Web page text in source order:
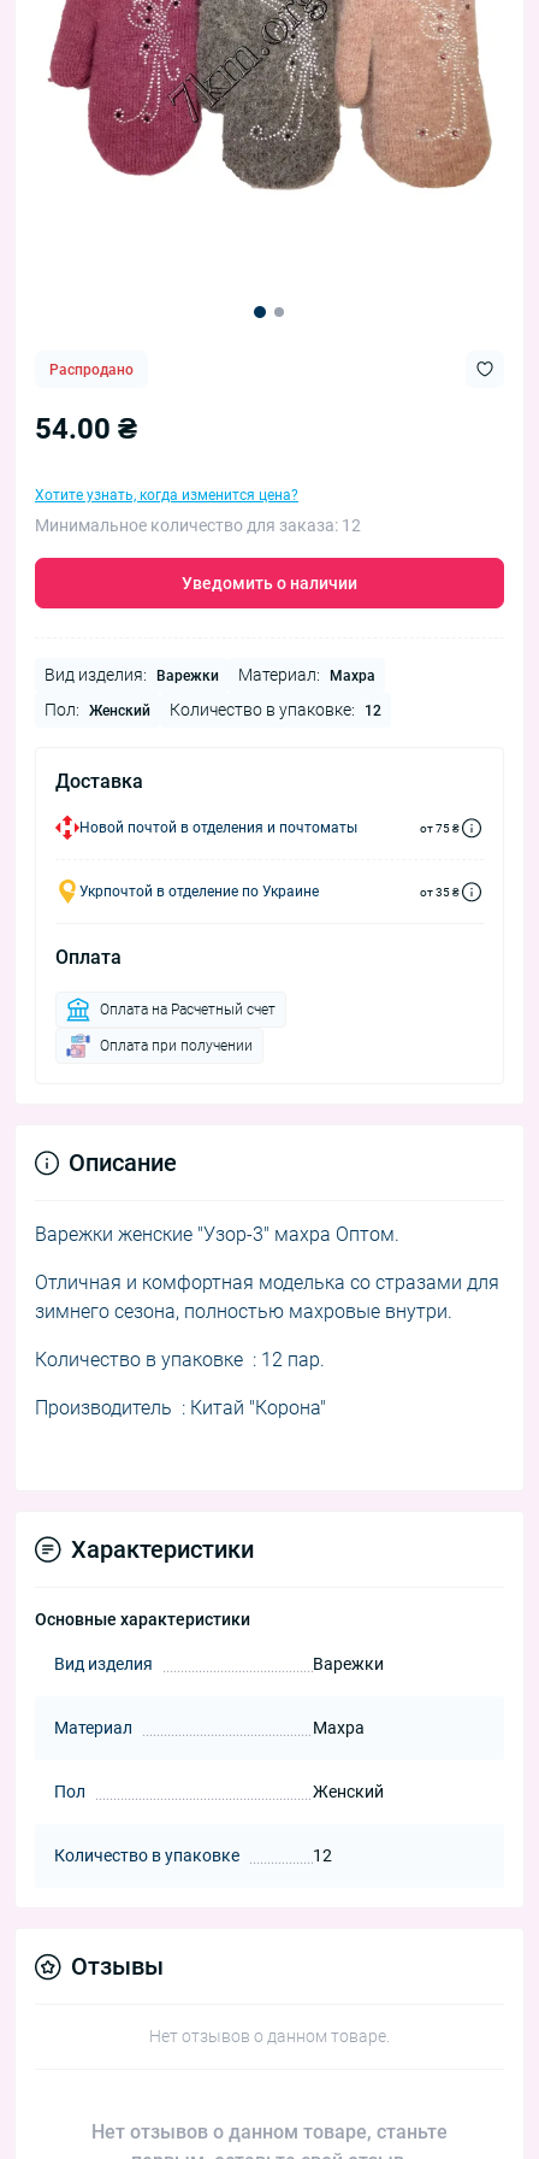
Распродано
54.00 ₴
Хотите узнать, когда изменится цена?
Минимальное количество для заказа: 12
Уведомить о наличии
Вид изделия: Варежки Материал: Махра
Пол: Женский Количество в упаковке: 12
Доставка
Новой почтой в отделения и почтоматы от 75 ₴
Укрпочтой в отделение по Украине от 35 ₴
Оплата
Оплата на Расчетный счет
Оплата при получении
Описание
Варежки женские "Узор-3" махра Оптом.
Отличная и комфортная моделька со стразами для
зимнего сезона, полностью махровые внутри.
Количество в упаковке : 12 пар.
Производитель : Китай "Корона"
Характеристики
Основные характеристики
Вид изделия Варежки
Материал Махра
Пол Женский
Количество в упаковке 12
Отзывы
Нет отзывов о данном товаре.
Нет отзывов о данном товаре, станьте